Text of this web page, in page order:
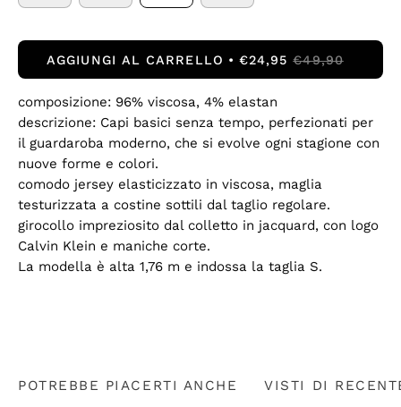
AGGIUNGI AL CARRELLO €24,95 €49,90
composizione: 96% viscosa, 4% elastan
descrizione: Capi basici senza tempo, perfezionati per
il guardaroba moderno, che si evolve ogni stagione con
nuove forme e colori.
comodo jersey elasticizzato in viscosa, maglia
testurizzata a costine sottili dal taglio regolare.
girocollo impreziosito dal colletto in jacquard, con logo
Calvin Klein e maniche corte.
La modella è alta 1,76 m e indossa la taglia S.
POTREBBE PIACERTI ANCHE VISTI DI